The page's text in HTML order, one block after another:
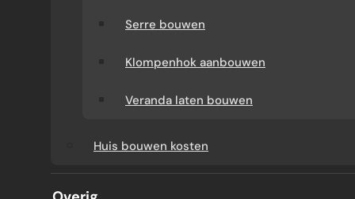
Serre bouwen
Klompenhok aanbouwen
Veranda laten bouwen
Huis bouwen kosten
BOUWBEDRIJF FRIESLAND
ervaren renovatiepartner die uw woning met
zorg aanpakt. We helpen bij verbouwingen,